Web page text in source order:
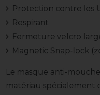
Protection contre les
Respirant
Fermeture velcro
Magnetic Snap-lock
Le masque anti-
matériau spécialement